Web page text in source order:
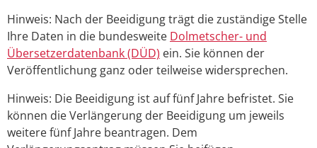
Hinweis: Nach der Beeidigung trägt die zuständige Stelle
Ihre Daten in die bundesweite Dolmetscher- und
Übersetzerdatenbank (DÜD) ein. Sie können der
Veröffentlichung ganz oder teilweise widersprechen.
Hinweis: Die Beeidigung ist auf fünf Jahre befristet. Sie
können die Verlängerung der Beeidigung um jeweils
weitere fünf Jahre beantragen. Dem